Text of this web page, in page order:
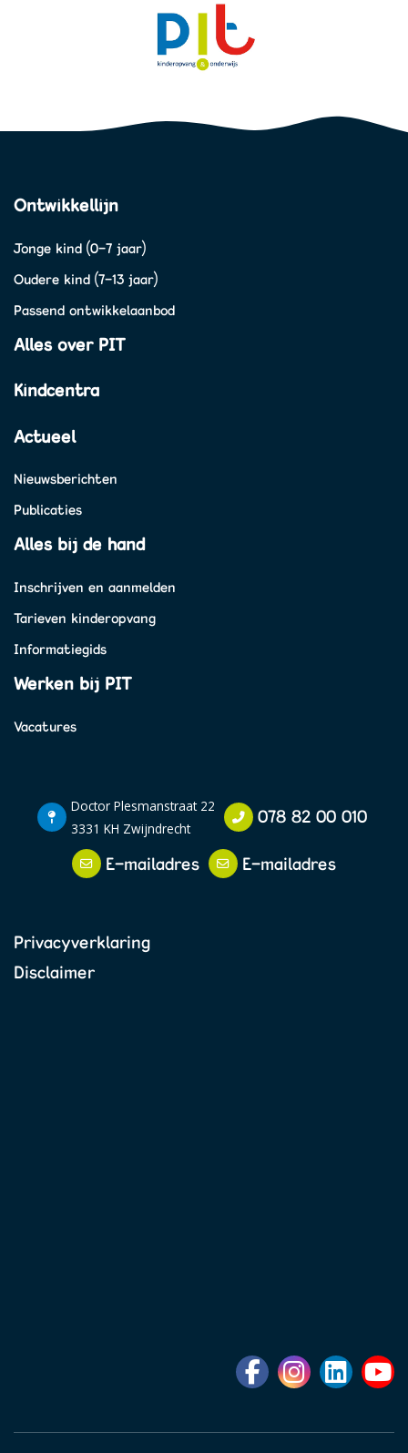
Ontwikkellijn
Jonge kind (0-7 jaar)
Oudere kind (7-13 jaar)
Passend ontwikkelaanbod
Alles over PIT
Kindcentra
Actueel
Nieuwsberichten
Publicaties
Alles bij de hand
Inschrijven en aanmelden
Tarieven kinderopvang
Informatiegids
Werken bij PIT
Vacatures
Doctor Plesmanstraat 22
3331 KH Zwijndrecht
078 82 00 010
E-mailadres E-mailadres
Privacyverklaring
Disclaimer